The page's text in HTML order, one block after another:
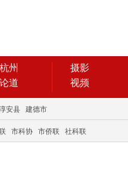
州
道
摄影
视频
安县 建德市
市科协 市侨联 社科联